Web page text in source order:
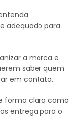
adequado para
a marca e
saber quem
em contato.
forma clara como
entrega para o